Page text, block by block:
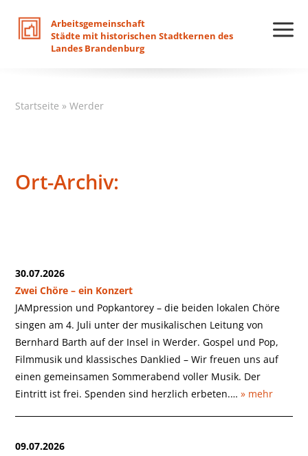
Arbeitsgemeinschaft
Städte mit historischen Stadtkernen des
Landes Brandenburg
Startseite »Werder
Ort-Archiv:
30.07.2026
Zwei Chöre – ein Konzert
JAMpression und Popkantorey – die beiden lokalen Chöre
singen am 4. Juli unter der musikalischen Leitung von
Bernhard Barth auf der Insel in Werder. Gospel und Pop,
Filmmusik und klassisches Danklied – Wir freuen uns auf
einen gemeinsamen Sommerabend voller Musik. Der
Eintritt ist frei. Spenden sind herzlich erbeten.…» mehr
09.07.2026